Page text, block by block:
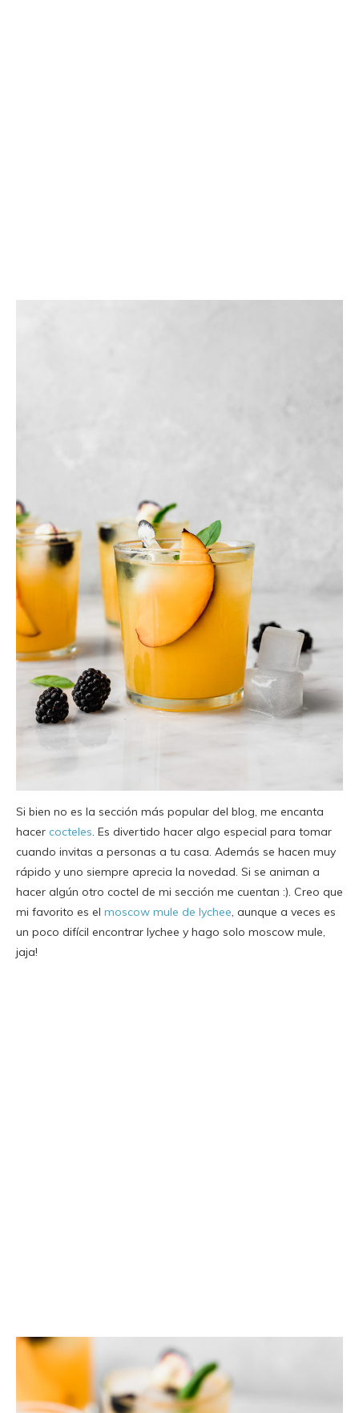
Si bien no es la sección más popular del blog, me encanta
hacer cocteles. Es divertido hacer algo especial para tomar
cuando invitas a personas a tu casa. Además se hacen muy
rápido y uno siempre aprecia la novedad. Si se animan a
hacer algún otro coctel de mi sección me cuentan :). Creo que
mi favorito es el moscow mule de lychee, aunque a veces es
un poco difícil encontrar lychee y hago solo moscow mule,
jaja!